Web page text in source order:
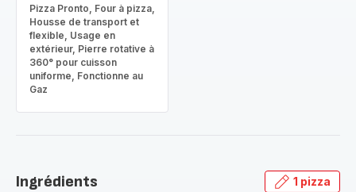
Pizza Pronto, Four à pizza,
Housse de transport et
flexible, Usage en
extérieur, Pierre rotative à
360° pour cuisson
uniforme, Fonctionne au
Gaz
Ingrédients 1 pizza